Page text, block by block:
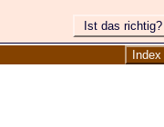
Ist das richtig?
Index